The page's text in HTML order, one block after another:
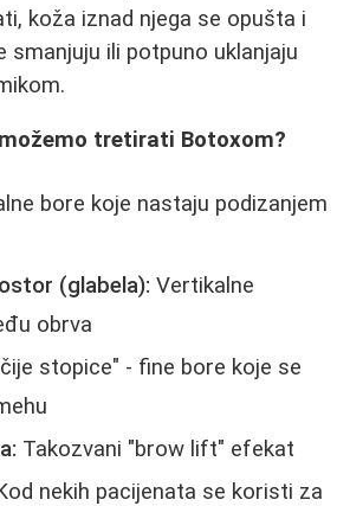
koža iznad njega se opušta i
smanjuju ili potpuno uklanjaju
tretirati Botoxom?
bore koje nastaju podizanjem
(glabela): Vertikalne
obrva
stopice" - fine bore koje se
Takozvani "brow lift" efekat
nekih pacijenata se koristi za